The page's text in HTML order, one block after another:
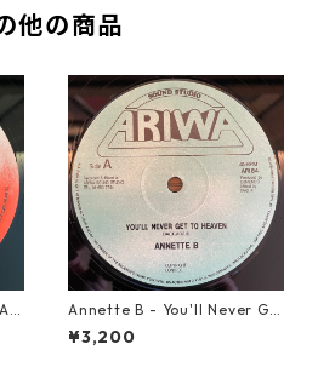
他の商品
T
Annette B - You'll Never Ge
t To Heaven【12-50058】
¥3,200